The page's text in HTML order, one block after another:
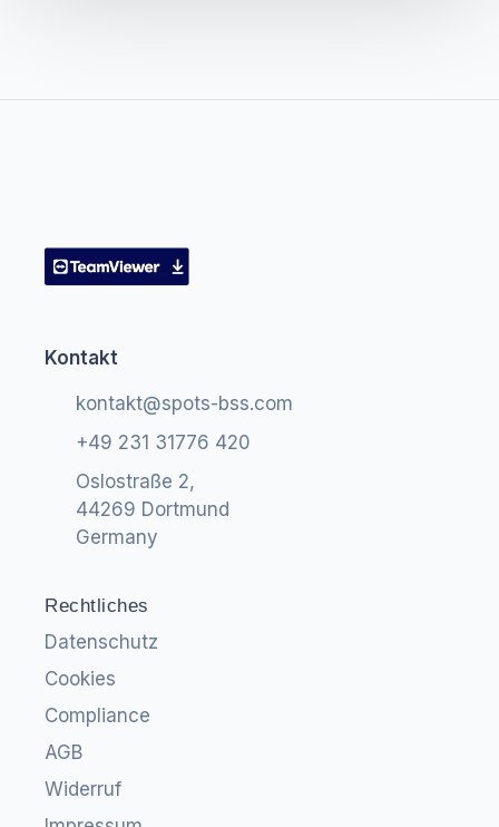
Kontakt
kontakt@spots-bss.com
+49 231 31776 420
Oslostraße 2,
44269 Dortmund
Germany
Rechtliches
Datenschutz
Cookies
Compliance
AGB
Widerruf